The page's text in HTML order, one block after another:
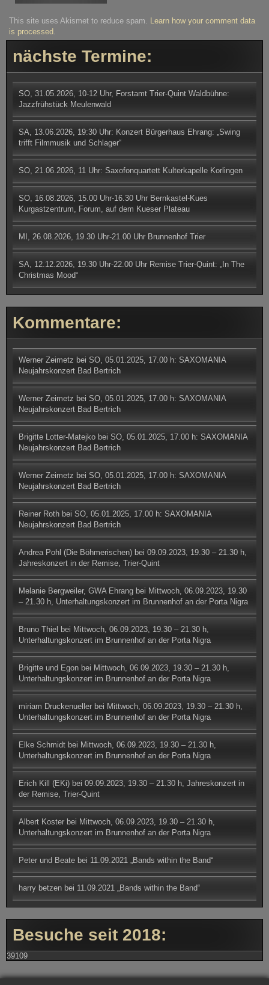
This site uses Akismet to reduce spam. Learn how your comment data
is processed.
nächste Termine:
SO, 31.05.2026, 10-12 Uhr, Forstamt Trier-Quint Waldbühne:
Jazzfrühstück Meulenwald
SA, 13.06.2026, 19:30 Uhr: Konzert Bürgerhaus Ehrang: „Swing
trifft Filmmusik und Schlager“
SO, 21.06.2026, 11 Uhr: Saxofonquartett Kulterkapelle Korlingen
SO, 16.08.2026, 15.00 Uhr-16.30 Uhr Bernkastel-Kues
Kurgastzentrum, Forum, auf dem Kueser Plateau
MI, 26.08.2026, 19.30 Uhr-21.00 Uhr Brunnenhof Trier
SA, 12.12.2026, 19.30 Uhr-22.00 Uhr Remise Trier-Quint: „In The
Christmas Mood“
Kommentare:
Werner Zeimetz bei SO, 05.01.2025, 17.00 h: SAXOMANIA
Neujahrskonzert Bad Bertrich
Werner Zeimetz bei SO, 05.01.2025, 17.00 h: SAXOMANIA
Neujahrskonzert Bad Bertrich
Brigitte Lotter-Matejko bei SO, 05.01.2025, 17.00 h: SAXOMANIA
Neujahrskonzert Bad Bertrich
Werner Zeimetz bei SO, 05.01.2025, 17.00 h: SAXOMANIA
Neujahrskonzert Bad Bertrich
Reiner Roth bei SO, 05.01.2025, 17.00 h: SAXOMANIA
Neujahrskonzert Bad Bertrich
Andrea Pohl (Die Böhmerischen) bei 09.09.2023, 19.30 – 21.30 h,
Jahreskonzert in der Remise, Trier-Quint
Melanie Bergweiler, GWA Ehrang bei Mittwoch, 06.09.2023, 19.30
– 21.30 h, Unterhaltungskonzert im Brunnenhof an der Porta Nigra
Bruno Thiel bei Mittwoch, 06.09.2023, 19.30 – 21.30 h,
Unterhaltungskonzert im Brunnenhof an der Porta Nigra
Brigitte und Egon bei Mittwoch, 06.09.2023, 19.30 – 21.30 h,
Unterhaltungskonzert im Brunnenhof an der Porta Nigra
miriam Druckenueller bei Mittwoch, 06.09.2023, 19.30 – 21.30 h,
Unterhaltungskonzert im Brunnenhof an der Porta Nigra
Elke Schmidt bei Mittwoch, 06.09.2023, 19.30 – 21.30 h,
Unterhaltungskonzert im Brunnenhof an der Porta Nigra
Erich Kill (EKi) bei 09.09.2023, 19.30 – 21.30 h, Jahreskonzert in
der Remise, Trier-Quint
Albert Koster bei Mittwoch, 06.09.2023, 19.30 – 21.30 h,
Unterhaltungskonzert im Brunnenhof an der Porta Nigra
Peter und Beate bei 11.09.2021 „Bands within the Band“
harry betzen bei 11.09.2021 „Bands within the Band“
Besuche seit 2018:
39109